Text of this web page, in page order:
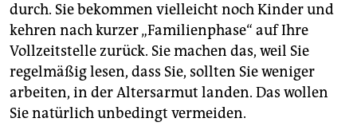
durch. Sie bekommen vielleicht noch Kinder und
kehren nach kurzer „Familienphase“ auf Ihre
Vollzeitstelle zurück. Sie machen das, weil Sie
regelmäßig lesen, dass Sie, sollten Sie weniger
arbeiten, in der Altersarmut landen. Das wollen
Sie natürlich unbedingt vermeiden.